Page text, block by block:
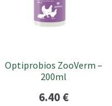
Optiprobios ZooVerm –
200ml
6.40 €